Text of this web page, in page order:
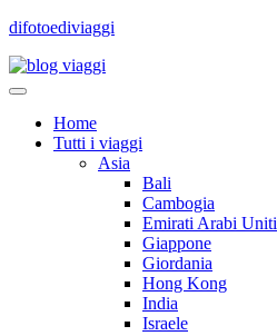
difotoediviaggi
Home
Tutti i viaggi
Asia
Bali
Cambogia
Emirati Arabi Uniti
Giappone
Giordania
Hong Kong
India
Israele